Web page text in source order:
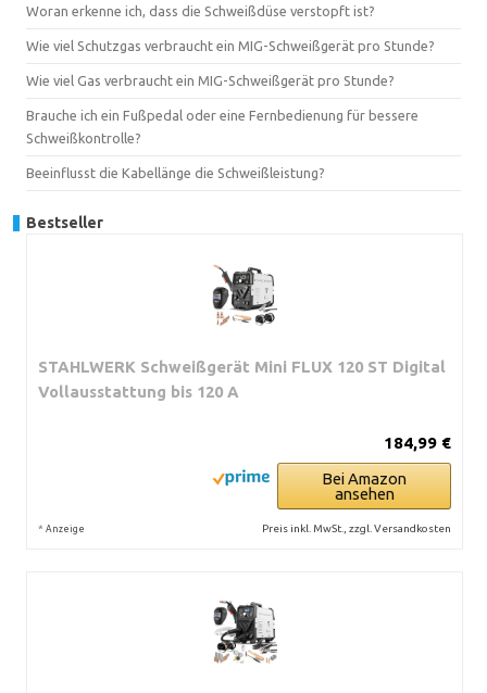
Woran erkenne ich, dass die Schweißdüse verstopft ist?
Wie viel Schutzgas verbraucht ein MIG-Schweißgerät pro Stunde?
Wie viel Gas verbraucht ein MIG-Schweißgerät pro Stunde?
Brauche ich ein Fußpedal oder eine Fernbedienung für bessere
Schweißkontrolle?
Beeinflusst die Kabellänge die Schweißleistung?
Bestseller
STAHLWERK Schweißgerät Mini FLUX 120 ST Digital
Vollausstattung bis 120 A
184,99 €
Bei Amazon
ansehen
* Anzeige Preis inkl. MwSt., zzgl. Versandkosten